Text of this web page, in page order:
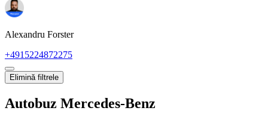
Alexandru Forster
+4915224872275
Elimină filtrele
Autobuz Mercedes-Benz